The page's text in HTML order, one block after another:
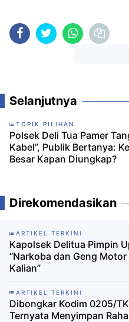
Selanjutnya
TOPIK PILIHAN
Polsek Deli Tua Pamer
Kabel”, Publik Bertanya:
Besar Kapan Diungkap?
Direkomendasikan
ARTIKEL TERKINI
Kapolsek Delitua Pimpin
“Narkoba dan Geng
Kalian”
ARTIKEL TERKINI
Dibongkar Kodim 0205/
Ternyata Menyimpan